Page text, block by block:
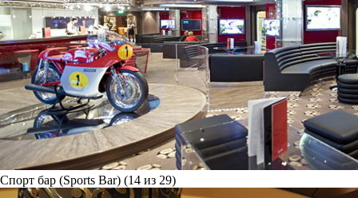
Спорт бар (Sports Bar) (14 из 29)